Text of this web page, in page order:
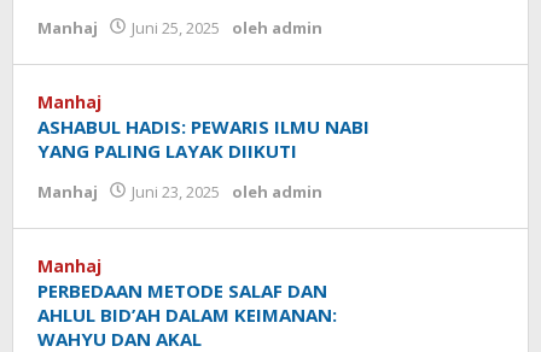
Manhaj Juni 25, 2025 oleh admin
Manhaj
ASHABUL HADIS: PEWARIS ILMU NABI
YANG PALING LAYAK DIIKUTI
Manhaj Juni 23, 2025 oleh admin
Manhaj
PERBEDAAN METODE SALAF DAN
AHLUL BID’AH DALAM KEIMANAN:
WAHYU DAN AKAL